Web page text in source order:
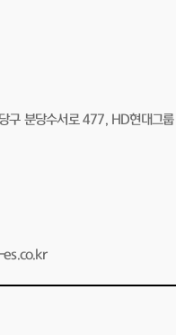
구 분당수서로 477, HD현대그
es.co.kr